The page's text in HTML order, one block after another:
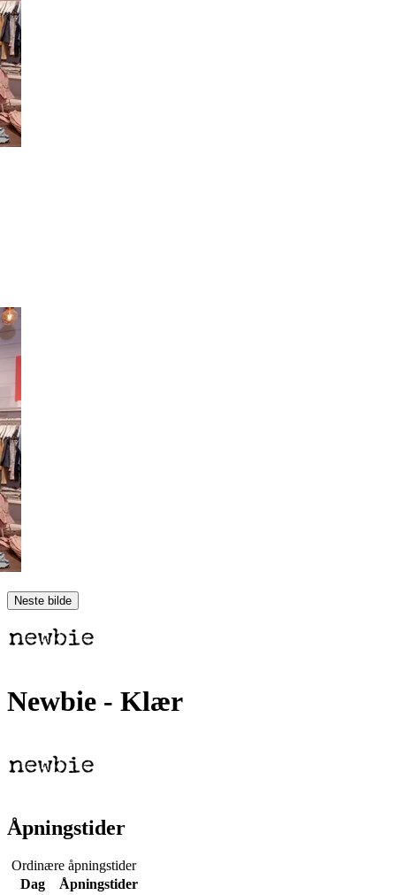
Neste bilde
Newbie - Klær
Åpningstider
Ordinære åpningstider
Dag
Åpningstider